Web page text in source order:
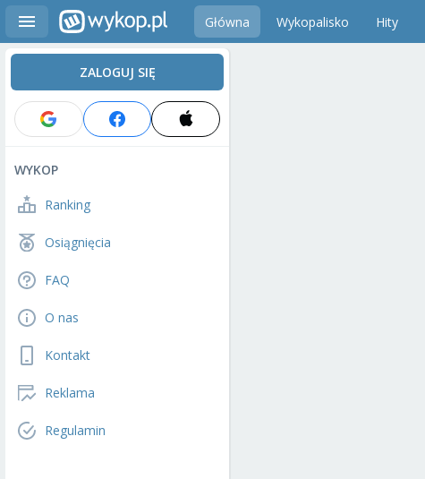
Główna Wykopalisko Hity
ZALOGUJ SIĘ
WYKOP
Ranking
Osiągnięcia
FAQ
O nas
Kontakt
Reklama
Regulamin